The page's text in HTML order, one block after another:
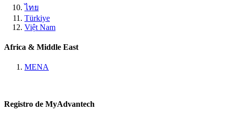
ไทย
Türkiye
Việt Nam
Africa & Middle East
MENA
Registro de MyAdvantech